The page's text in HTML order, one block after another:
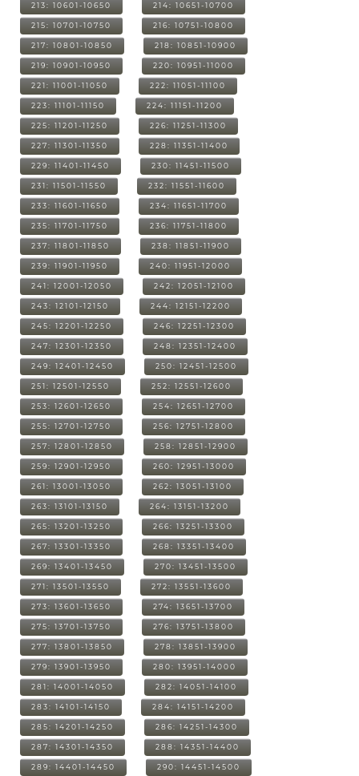
213: 10601-10650 214: 10651-10700
215: 10701-10750 216: 10751-10800
217: 10801-10850 218: 10851-10900
219: 10901-10950 220: 10951-11000
221: 11001-11050 222: 11051-11100
223: 11101-11150 224: 11151-11200
225: 11201-11250 226: 11251-11300
227: 11301-11350 228: 11351-11400
229: 11401-11450 230: 11451-11500
231: 11501-11550 232: 11551-11600
233: 11601-11650 234: 11651-11700
235: 11701-11750 236: 11751-11800
237: 11801-11850 238: 11851-11900
239: 11901-11950 240: 11951-12000
241: 12001-12050 242: 12051-12100
243: 12101-12150 244: 12151-12200
245: 12201-12250 246: 12251-12300
247: 12301-12350 248: 12351-12400
249: 12401-12450 250: 12451-12500
251: 12501-12550 252: 12551-12600
253: 12601-12650 254: 12651-12700
255: 12701-12750 256: 12751-12800
257: 12801-12850 258: 12851-12900
259: 12901-12950 260: 12951-13000
261: 13001-13050 262: 13051-13100
263: 13101-13150 264: 13151-13200
265: 13201-13250 266: 13251-13300
267: 13301-13350 268: 13351-13400
269: 13401-13450 270: 13451-13500
271: 13501-13550 272: 13551-13600
273: 13601-13650 274: 13651-13700
275: 13701-13750 276: 13751-13800
277: 13801-13850 278: 13851-13900
279: 13901-13950 280: 13951-14000
281: 14001-14050 282: 14051-14100
283: 14101-14150 284: 14151-14200
285: 14201-14250 286: 14251-14300
287: 14301-14350 288: 14351-14400
289: 14401-14450 290: 14451-14500